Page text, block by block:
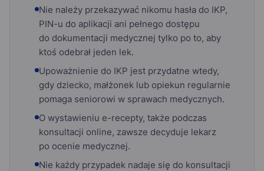
Nie należy przekazywać nikomu hasła do IKP,
PIN-u do aplikacji ani pełnego dostępu
do dokumentacji medycznej tylko po to, aby
ktoś odebrał jeden lek.
Upoważnienie do IKP jest przydatne wtedy,
gdy dziecko, małżonek lub opiekun regularnie
pomaga seniorowi w sprawach medycznych.
O wystawieniu e-recepty, także podczas
konsultacji online, zawsze decyduje lekarz
po ocenie medycznej.
Nie każdy przypadek nadaje się do konsultacji